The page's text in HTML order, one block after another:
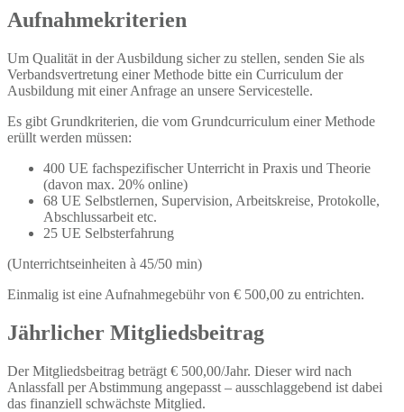
Aufnahmekriterien
Um Qualität in der Ausbildung sicher zu stellen, senden Sie als
Verbandsvertretung einer Methode bitte ein Curriculum der
Ausbildung mit einer Anfrage an unsere Servicestelle.
Es gibt Grundkriterien, die vom Grundcurriculum einer Methode
erüllt werden müssen:
400 UE fachspezifischer Unterricht in Praxis und Theorie
(davon max. 20% online)
68 UE Selbstlernen, Supervision, Arbeitskreise, Protokolle,
Abschlussarbeit etc.
25 UE Selbsterfahrung
(Unterrichtseinheiten à 45/50 min)
Einmalig ist eine Aufnahmegebühr von € 500,00 zu entrichten.
Jährlicher Mitgliedsbeitrag
Der Mitgliedsbeitrag beträgt € 500,00/Jahr. Dieser wird nach
Anlassfall per Abstimmung angepasst – ausschlaggebend ist dabei
das finanziell schwächste Mitglied.